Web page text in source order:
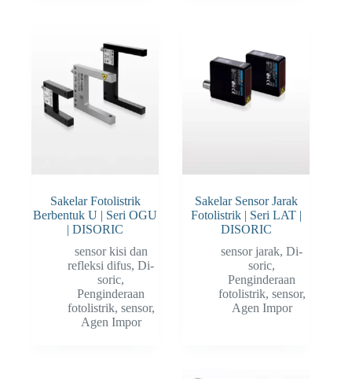
Sakelar Fotolistrik
Berbentuk U | Seri OGU
| DISORIC
sensor kisi dan
refleksi difus,Di-
soric,
Penginderaan
fotolistrik, sensor,
Agen Impor
Sakelar Sensor Jarak
Fotolistrik | Seri LAT |
DISORIC
sensor jarak,Di-
soric,
Penginderaan
fotolistrik, sensor,
Agen Impor